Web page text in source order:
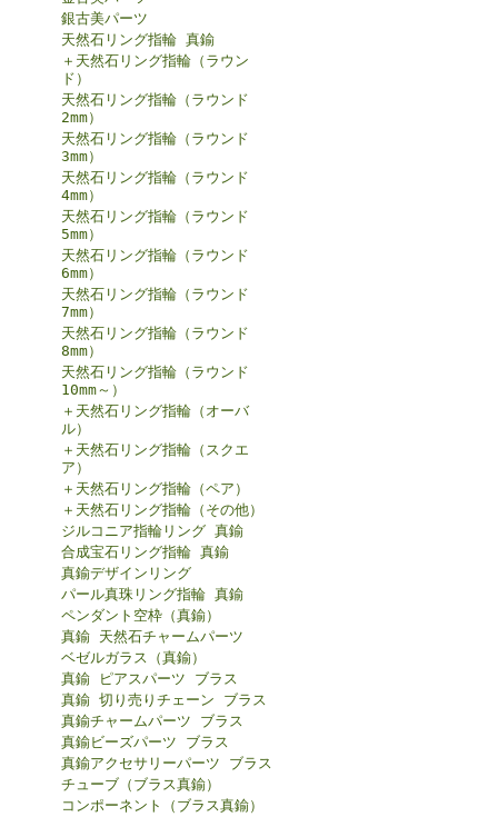
銀古美パーツ
天然石リング指輪 真鍮
＋天然石リング指輪（ラウン
ド）
天然石リング指輪（ラウンド
2mm）
天然石リング指輪（ラウンド
3mm）
天然石リング指輪（ラウンド
4mm）
天然石リング指輪（ラウンド
5mm）
天然石リング指輪（ラウンド
6mm）
天然石リング指輪（ラウンド
7mm）
天然石リング指輪（ラウンド
8mm）
天然石リング指輪（ラウンド
10mm～）
＋天然石リング指輪（オーバ
ル）
＋天然石リング指輪（スクエ
ア）
＋天然石リング指輪（ペア）
＋天然石リング指輪（その他）
ジルコニア指輪リング 真鍮
合成宝石リング指輪 真鍮
真鍮デザインリング
パール真珠リング指輪 真鍮
ペンダント空枠（真鍮）
真鍮 天然石チャームパーツ
ベゼルガラス（真鍮）
真鍮 ピアスパーツ ブラス
真鍮 切り売りチェーン ブラス
真鍮チャームパーツ ブラス
真鍮ビーズパーツ ブラス
真鍮アクセサリーパーツ ブラス
チューブ（ブラス真鍮）
コンポーネント（ブラス真鍮）